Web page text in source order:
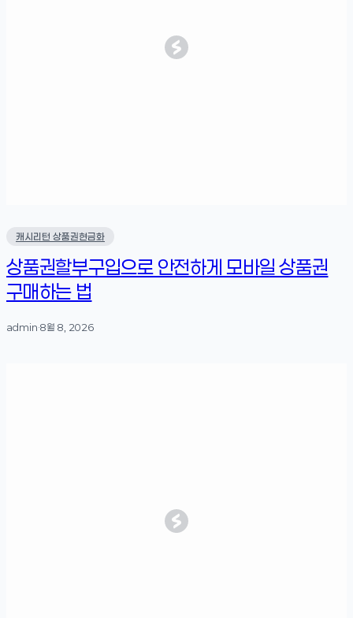
캐시리턴 상품권현금화
상품권할부구입으로 안전하게 모바일 상품권
구매하는 법
admin·8월 8, 2026